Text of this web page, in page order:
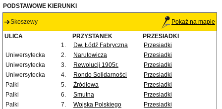
PODSTAWOWE KIERUNKI
Skoszewy Pokaż na mapie
ULICA PRZYSTANEK
PRZESIADKI
1.
Dw. Łódź Fabryczna
Przesiadki
Uniwersytecka
2. Narutowicza
Przesiadki
Uniwersytecka
3. Rewolucji 1905r.
Przesiadki
Uniwersytecka
4. Rondo Solidarności
Przesiadki
Palki
5. Źródłowa
Przesiadki
Palki
6. Smutna
Przesiadki
Palki
7. Wojska Polskiego
Przesiadki